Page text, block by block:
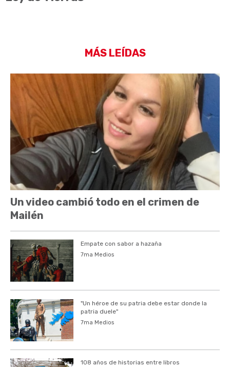
MÁS LEÍDAS
Un video cambió todo en el crimen de
Mailén
Empate con sabor a hazaña
7ma Medios
"Un héroe de su patria debe estar donde la
patria duele"
7ma Medios
108 años de historias entre libros